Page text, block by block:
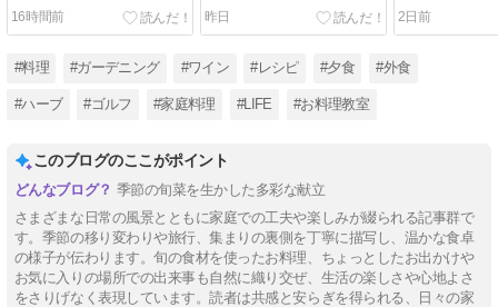
16時間前 昨日
2日前
#料理 #ガーデニング #ワイン #レシピ #夕食 #外食
#ハーブ #ゴルフ #家庭料理 #LIFE #お料理教室
このブログのここがポイント
季節の旬菜を生かした多彩な献立
さまざまな日常の風景とともに家庭での工夫や楽しみが綴られる記事群で
す。季節の移り変わりや旅行、集まりの裏側を丁寧に描写し、温かな食卓
の様子が伝わります。旬の食材を使ったお料理、ちょっとしたお出かけや
お気に入りの場所での出来事も自然に織り交ぜ、生活の楽しさや心地よさ
をさりげなく表現しています。読者は共感と安らぎを得られる、日々の家